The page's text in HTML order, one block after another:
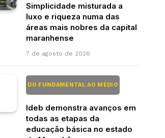
Simplicidade misturada a
luxo e riqueza numa das
áreas mais nobres da capital
maranhense
7 de agosto de 2026
DO FUNDAMENTAL AO MÉDIO
Ideb demonstra avanços em
todas as etapas da
educação básica no estado